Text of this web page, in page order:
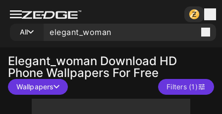
All
Elegant_woman Download HD
Phone Wallpapers For Free
Wallpapers Filters (1)
10